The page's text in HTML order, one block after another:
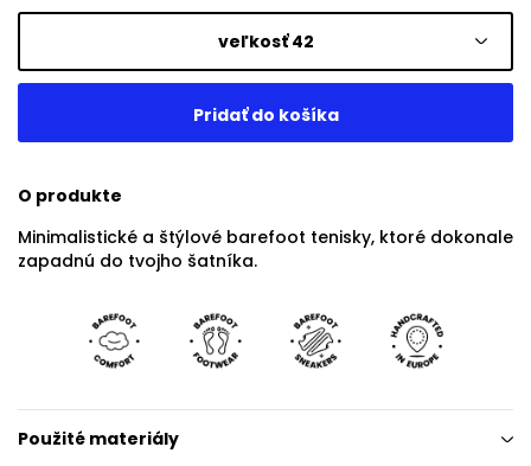
veľkosť 42
O produkte
Minimalistické a štýlové barefoot tenisky, ktoré dokonale
zapadnú do tvojho šatníka.
Použité materiály